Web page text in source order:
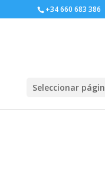
+34 660 683 386
Seleccionar